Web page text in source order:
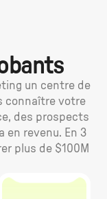
un centre de
connaître votre
des prospects
revenu. En 3
plus de $100M